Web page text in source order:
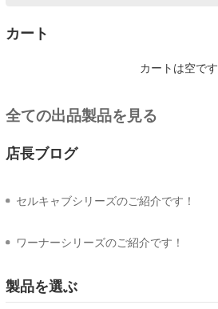
カート
カートは空です
全ての出品製品を見る
店長ブログ
セルキャブシリーズのご紹介です！
ワーナーシリーズのご紹介です！
製品を選ぶ